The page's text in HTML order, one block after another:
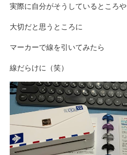
実際に自分がそうしているところや
大切だと思うところに
マーカーで線を引いてみたら
線だらけに（笑）